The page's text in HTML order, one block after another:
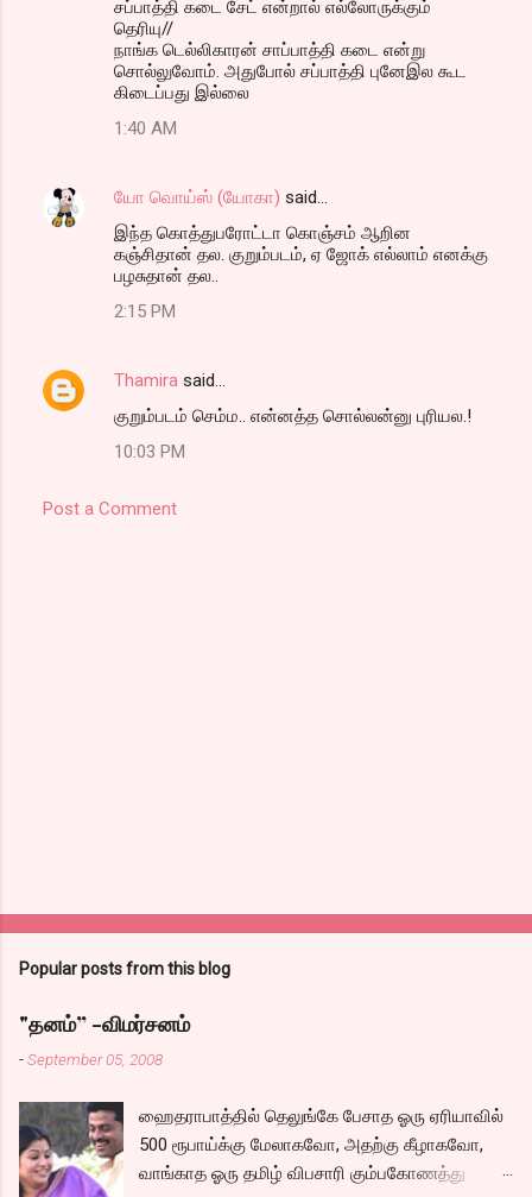
சப்பாத்தி கடை சேட் என்றால் எல்லோருக்கும்
தெரியு//
நாங்க டெல்லிகாரன் சாப்பாத்தி கடை என்று
சொல்லுவோம். அதுபோல் சப்பாத்தி புனேஇல கூட
கிடைப்பது இல்லை
1:40 AM
யோ வொய்ஸ் (யோகா) said…
இந்த கொத்துபரோட்டா கொஞ்சம் ஆறின
கஞ்சிதான் தல. குறும்படம், ஏ ஜோக் எல்லாம் எனக்கு
பழசுதான் தல..
2:15 PM
Thamira said…
குறும்படம் செம்ம.. என்னத்த சொல்லன்னு புரியல.!
10:03 PM
Post a Comment
Popular posts from this blog
"தனம்” -விமர்சனம்
-September 05, 2008
ஹைதராபாத்தில் தெலுங்கே பேசாத ஓரு ஏரியாவில்
500 ரூபாய்க்கு மேலாகவோ, அதற்கு கீழாகவோ,
வாங்காத ஓரு தமிழ் விபசாரி கும்பகோணத்து